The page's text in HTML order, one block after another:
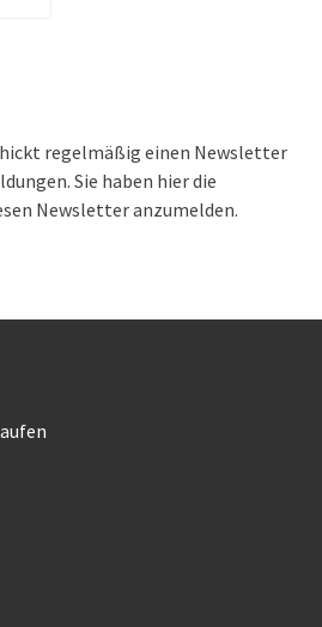
regelmäßig einen Newsletter
Sie haben hier die
Newsletter anzumelden.